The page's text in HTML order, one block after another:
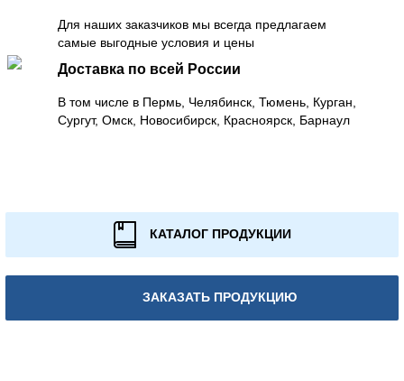
Для наших заказчиков мы всегда предлагаем
самые выгодные условия и цены
Доставка по всей России
В том числе в Пермь, Челябинск, Тюмень, Курган,
Сургут, Омск, Новосибирск, Красноярск, Барнаул
КАТАЛОГ ПРОДУКЦИИ
ЗАКАЗАТЬ ПРОДУКЦИЮ